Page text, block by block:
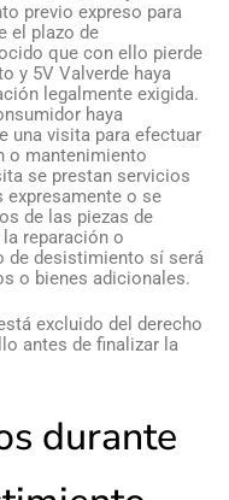
previo expreso para
el plazo de
que con ello pierde
y 5V Valverde haya
legalmente exigida.
haya
una visita para efectuar
o mantenimiento
se prestan servicios
o se
de las piezas de
reparación o
de desistimiento sí será
o bienes adicionales.
excluido del derecho
antes de finalizar la
durante